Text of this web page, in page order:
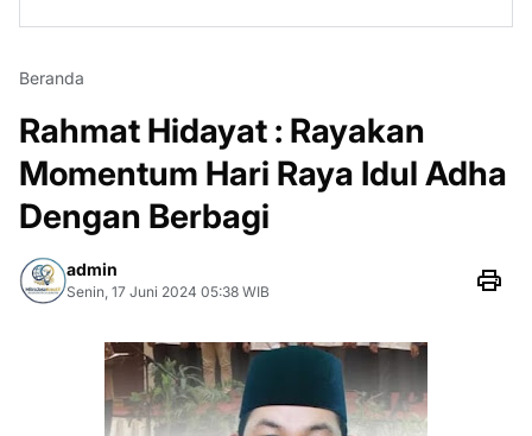
Beranda
Rahmat Hidayat : Rayakan
Momentum Hari Raya Idul Adha
Dengan Berbagi
admin
Senin, 17 Juni 2024 05:38 WIB